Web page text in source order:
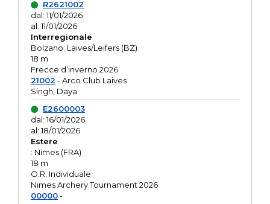
R2621002
dal: 11/01/2026
al: 11/01/2026
Interregionale
Bolzano: Laives/Leifers (BZ)
18 m
Frecce d’inverno 2026
21002 - Arco Club Laives
Singh, Daya
E2600003
dal: 16/01/2026
al: 18/01/2026
Estere
: Nimes (FRA)
18 m
O.R. Individuale
Nimes Archery Tournament 2026
00000-